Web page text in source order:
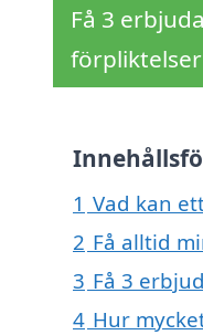
Få 3
förpliktelser
1 Vad kan
2 Få alltid
3 Få 3
4 Hur